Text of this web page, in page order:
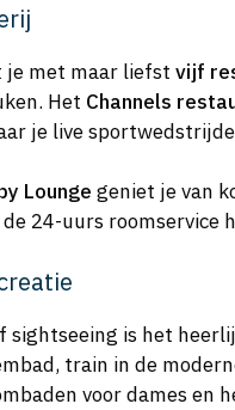
je met maar liefst vijf
Het Channels
je live
Lounge geniet je van
24-uurs roomservice
sightseeing is het
train in de
voor dames